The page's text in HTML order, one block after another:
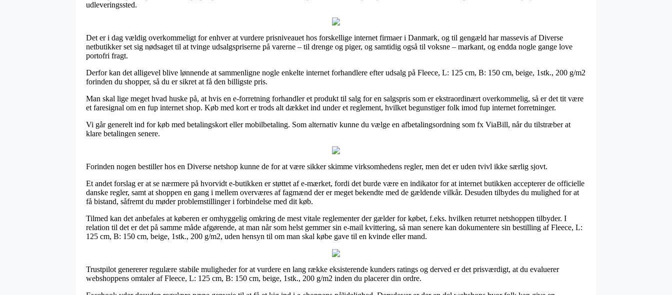
udleveringssted.
Det er i dag vældig overkommeligt for enhver at vurdere prisniveauet hos forskellige internet firmaer i Danmark, og til gengæld har massevis af Diverse
netbutikker set sig nødsaget til at tvinge udsalgspriserne på varerne – til drenge og piger, og samtidig også til voksne – markant, og endda nogle gange love
portofri fragt.
Derfor kan det alligevel blive lønnende at sammenligne nogle enkelte internet forhandlere efter udsalg på Fleece, L: 125 cm, B: 150 cm, beige, 1stk., 200 g/m2
forinden du shopper, så du er sikret at få den billigste pris.
Man skal lige meget hvad huske på, at hvis en e-forretning forhandler et produkt til salg for en salgspris som er ekstraordinært overkommelig, så er det tit være
et faresignal om en fup internet shop. Køb med kort er trods alt dækket ind under et reglement, hvilket begunstiger folk imod fup internet forretninger.
Vi går generelt ind for køb med betalingskort eller mobilbetaling. Som alternativ kunne du vælge en afbetalingsordning som fx ViaBill, når du tilstræber at
klare betalingen senere.
Forinden nogen bestiller hos en Diverse netshop kunne de for at være sikker skimme virksomhedens regler, men det er uden tvivl ikke særlig sjovt.
Et andet forslag er at se nærmere på hvorvidt e-butikken er støttet af e-mærket, fordi det burde være en indikator for at internet butikken accepterer de officielle
danske regler, samt at shoppen en gang i mellem overværes af fagmænd der er meget bekendte med de gældende vilkår. Desuden tilbydes du mulighed for at
få bistand, såfremt du møder problemstillinger i forbindelse med dit køb.
Tilmed kan det anbefales at køberen er omhyggelig omkring de mest vitale reglementer der gælder for købet, f.eks. hvilken returret netshoppen tilbyder. I
relation til det er det på samme måde afgørende, at man når som helst gemmer sin e-mail kvittering, så man senere kan dokumentere sin bestilling af Fleece, L:
125 cm, B: 150 cm, beige, 1stk., 200 g/m2, uden hensyn til om man skal købe gave til en kvinde eller mand.
Trustpilot genererer regulære stabile muligheder for at vurdere en lang række eksisterende kunders ratings og derved er det prisværdigt, at du evaluerer
webshoppens omtaler af Fleece, L: 125 cm, B: 150 cm, beige, 1stk., 200 g/m2 inden du placerer din ordre.